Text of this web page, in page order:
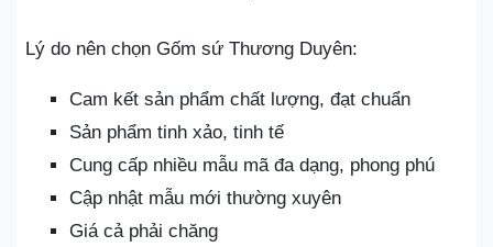
Lý do nên chọn Gốm sứ Thương Duyên:
Cam kết sản phẩm chất lượng, đạt chuẩn
Sản phẩm tinh xảo, tinh tế
Cung cấp nhiều mẫu mã đa dạng, phong phú
Cập nhật mẫu mới thường xuyên
Giá cả phải chăng